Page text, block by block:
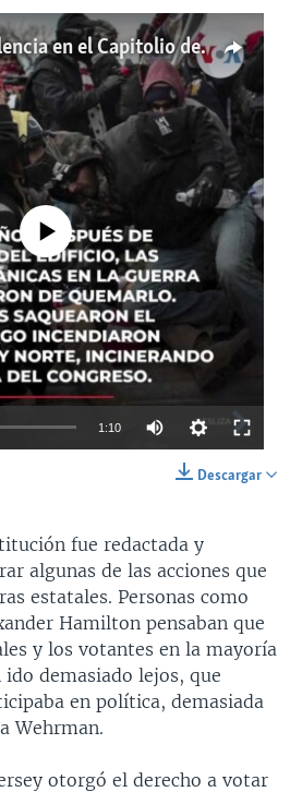
La historia de violencia en el Capitolio de EE.UU.
currently available
1:10
Descargar
fue redactada y
algunas de las acciones que
estatales. Personas como
Hamilton pensaban que
y los votantes en la mayoría
demasiado lejos, que
en política, demasiada
Wehrman.
otorgó el derecho a votar